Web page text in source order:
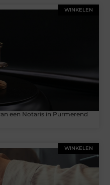
WINKELEN
een Notaris in Purmerend
WINKELEN